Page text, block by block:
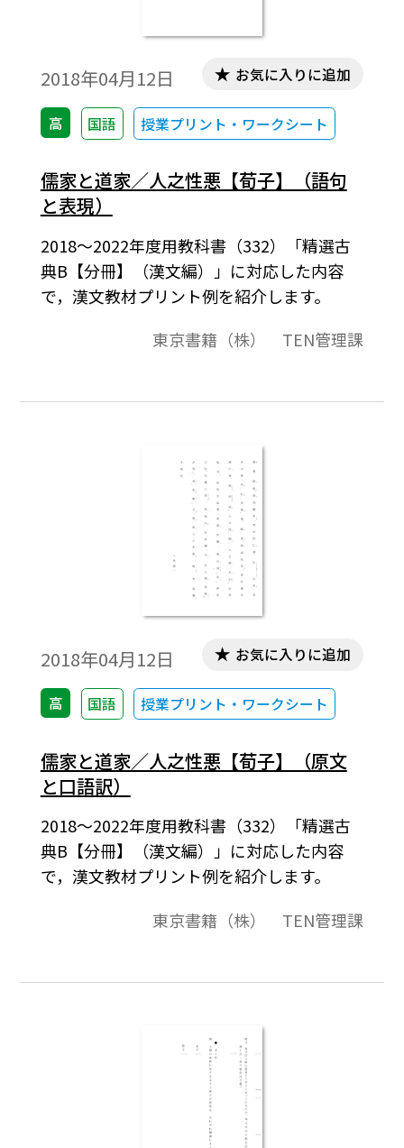
2018年04月12日
高 国語 授業プリント・ワークシート
お気に入りに追加
儒家と道家／人之性悪【荀子】（語句
と表現）
2018～2022年度用教科書（332）「精選古
典B【分冊】（漢文編）」に対応した内容
で，漢文教材プリント例を紹介します。
東京書籍（株） TEN管理課
2018年04月12日
高 国語 授業プリント・ワークシート
お気に入りに追加
儒家と道家／人之性悪【荀子】（原文
と口語訳）
2018～2022年度用教科書（332）「精選古
典B【分冊】（漢文編）」に対応した内容
で，漢文教材プリント例を紹介します。
東京書籍（株） TEN管理課